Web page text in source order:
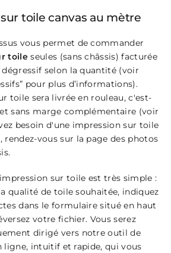
toile canvas au mètre
vous permet de commander
toile seules (sans châssis) facturée
selon la quantité (voir
pour plus d’informations).
toile sera livrée en rouleau, c'est-
sans marge complémentaire (voir
besoin d'une impression sur toile
rendez-vous sur la page des photos
.
sur toile est très simple :
qualité de toile souhaitée, indiquez
dans le formulaire situé en haut
votre fichier. Vous serez
dirigé vers notre outil de
ligne, intuitif et rapide, qui vous